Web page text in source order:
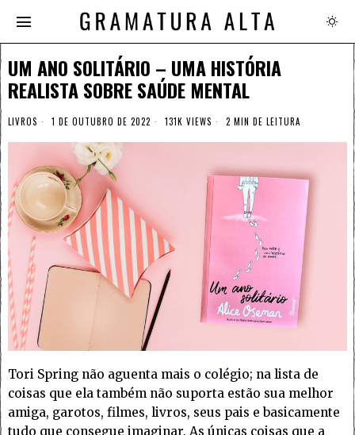
UM ANO SOLITÁRIO – UMA HISTÓRIA
REALISTA SOBRE SAÚDE MENTAL
LIVROS 1 DE OUTUBRO DE 2022 131K VIEWS 2 MIN DE LEITURA
Tori Spring não aguenta mais o colégio; na lista de
coisas que ela também não suporta estão sua melhor
amiga, garotos, filmes, livros, seus pais e basicamente
tudo que consegue imaginar. As únicas coisas que a